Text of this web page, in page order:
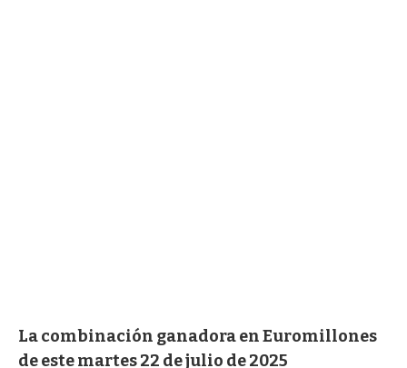
La combinación ganadora en Euromillones
de este martes 22 de julio de 2025